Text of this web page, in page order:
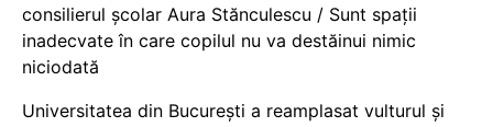
consilierul școlar Aura Stănculescu / Sunt spații
inadecvate în care copilul nu va destăinui nimic
niciodată
Universitatea din București a reamplasat vulturul și